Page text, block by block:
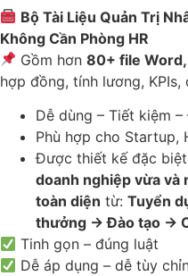
Bộ Tài Liệu Quản Trị
Không Cần Phòng HR
Gồm hơn80+ file Word,
hợp đồng, tính lương,
Dễ dùng – Tiết kiệm
Phù hợp cho Startup,
Được thiết kế đặc
doanh nghiệp vừa và
toàn diện từ: Tuyển
thưởng → Đào tạo →
Tinh gọn – đúng luật
Dễ áp dụng – dễ tùy